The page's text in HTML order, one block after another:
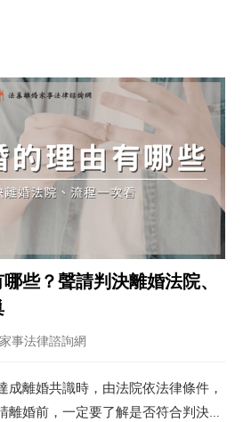
些？聲請判決離婚法院、
事法律諮詢網
成離婚共識時，由法院依法律條件，
離婚前，一定要了解是否符合判決離